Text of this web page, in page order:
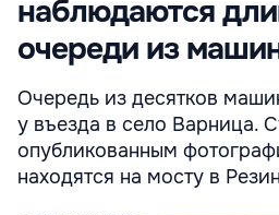
наблюдаются
очереди из
Очередь из десятков
у въезда в село Варница.
опубликованным
находятся на мосту в